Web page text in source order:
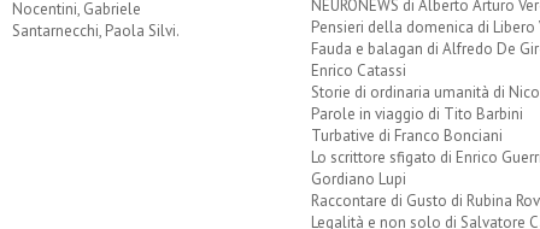
Nocentini, Gabriele
Santarnecchi, Paola Silvi.
NEURONEWS di Alberto Arturo
Pensieri della domenica di Libero
Fauda e balagan di Alfredo De
Enrico Catassi
Storie di ordinaria umanità di
Parole in viaggio di Tito Barbini
Turbative di Franco Bonciani
Lo scrittore sfigato di Enrico
Gordiano Lupi
Raccontare di Gusto di Rubina
Legalità e non solo di Salvatore